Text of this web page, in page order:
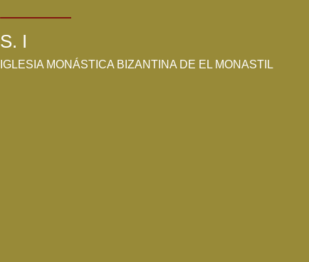
S. I
IGLESIA MONÁSTICA BIZANTINA DE EL MONASTIL